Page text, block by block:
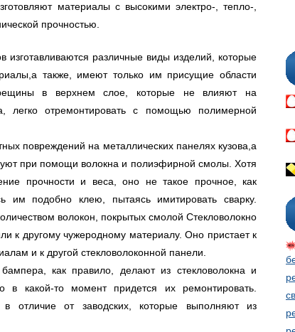
материалы с высокими электро-, тепло-,
прочностью.
изготавливаются различные виды изделий, которые
также, имеют только им присущие области
в верхнем слое, которые не влияют на
легко отремонтировать с помощью полимерной
повреждений на металлических панелях кузова,а
при помощи волокна и полиэфирной смолы. Хотя
прочности и веса, оно не такое прочное, как
им подобно клею, пытаясь имитировать сварку.
волокон, покрытых смолой Стекловолокно
к другому чужеродному материалу. Оно пристает к
и к другой стекловолоконной панели.
как правило, делают из стекловолокна и
какой-то момент придется их ремонтировать.
отличие от заводских, которые выполняют из